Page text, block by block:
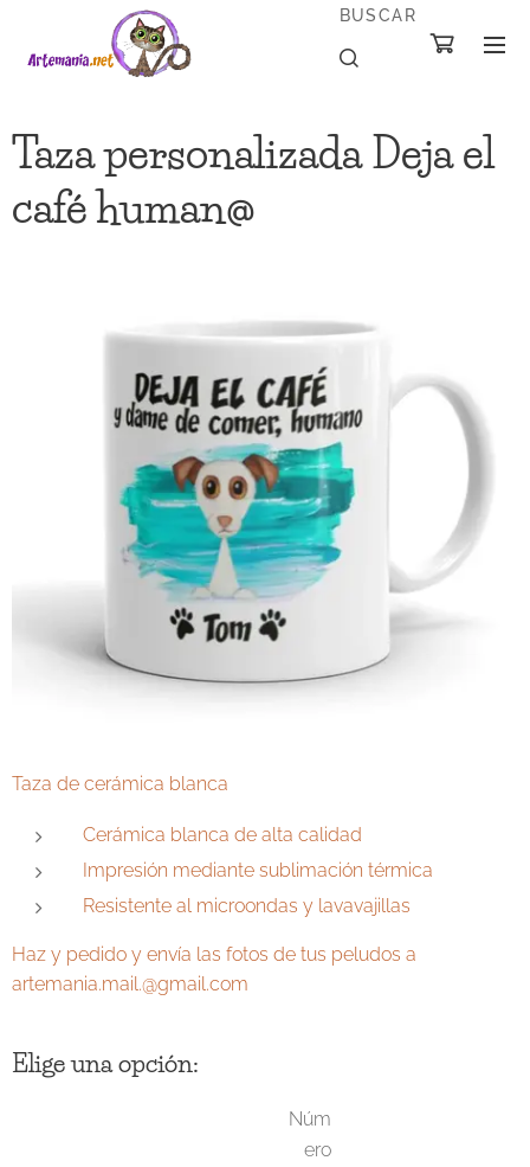
BUSCAR
Taza personalizada Deja el
café human@
Taza de cerámica blanca
Cerámica blanca de alta calidad
Impresión mediante sublimación térmica
Resistente al microondas y lavavajillas
Haz y pedido y envía las fotos de tus peludos a
artemania.mail.@gmail.com
Elige una opción:
Núm
ero